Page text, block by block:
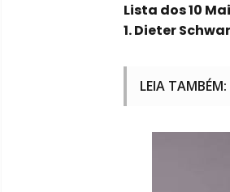
Lista dos 10
1.Dieter
LEIA TAMBÉM: